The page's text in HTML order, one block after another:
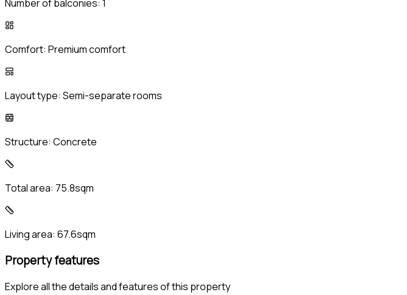
Number of balconies: 1
Comfort: Premium comfort
Layout type: Semi-separate rooms
Structure: Concrete
Total area: 75.8sqm
Living area: 67.6sqm
Property features
Explore all the details and features of this property